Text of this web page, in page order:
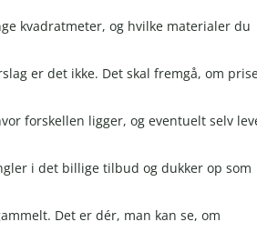
kvadratmeter, og hvilke materialer du
er det ikke. Det skal fremgå, om
forskellen ligger, og eventuelt selv
i det billige tilbud og dukker op som
Det er dér, man kan se, om